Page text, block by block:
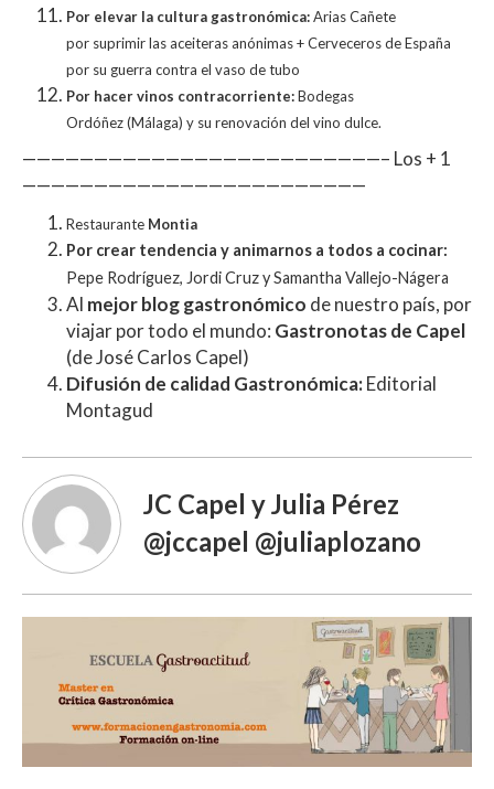
Por elevar la cultura gastronómica:Arias Cañete
por suprimir las aceiteras anónimas + Cerveceros de España
por su guerra contra el vaso de tubo
Por hacer vinos contracorriente:Bodegas
Ordóñez(Málaga) y su renovación del vino dulce.
—————————————————————————– Los + 1
————————————————————————
Restaurante Montia
Por crear tendencia y animarnos a todos a cocinar:
Pepe Rodríguez, Jordi Cruz y Samantha Vallejo-Nágera
Al mejor blog gastronómico de nuestro país, por
viajar por todo el mundo: Gastronotas de Capel
(de José Carlos Capel)
Difusión de calidad Gastronómica:Editorial
Montagud
JC Capel y Julia Pérez
@jccapel @juliaplozano